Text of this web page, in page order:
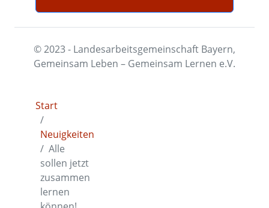
© 2023 - Landesarbeitsgemeinschaft Bayern,
Gemeinsam Leben – Gemeinsam Lernen e.V.
Start
Neuigkeiten
Alle
sollen jetzt
zusammen
lernen